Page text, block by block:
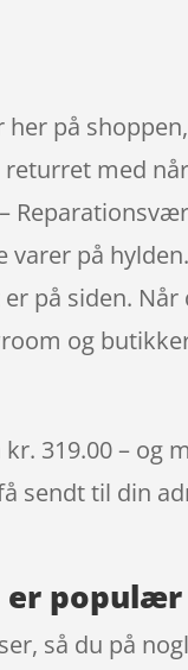
på
returret med
varer på
på siden. Når
og
319.00 – og
sendt til din
er
så du på